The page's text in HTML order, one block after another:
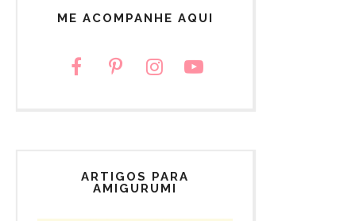
ME ACOMPANHE AQUI
ARTIGOS PARA
AMIGURUMI